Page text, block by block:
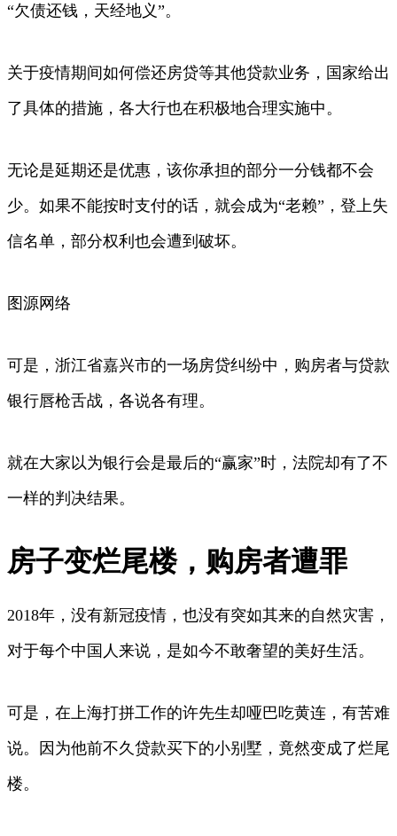
“欠债还钱，天经地义”。
关于疫情期间如何偿还房贷等其他贷款业务，国家给出
了具体的措施，各大行也在积极地合理实施中。
无论是延期还是优惠，该你承担的部分一分钱都不会
少。如果不能按时支付的话，就会成为“老赖”，登上失
信名单，部分权利也会遭到破坏。
图源网络
可是，浙江省嘉兴市的一场房贷纠纷中，购房者与贷款
银行唇枪舌战，各说各有理。
就在大家以为银行会是最后的“赢家”时，法院却有了不
一样的判决结果。
房子变烂尾楼，购房者遭罪
2018年，没有新冠疫情，也没有突如其来的自然灾害，
对于每个中国人来说，是如今不敢奢望的美好生活。
可是，在上海打拼工作的许先生却哑巴吃黄连，有苦难
说。因为他前不久贷款买下的小别墅，竟然变成了烂尾
楼。